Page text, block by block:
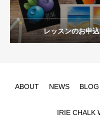
レッスンのお申
ABOUT NEWS BLOG
IRIE CHALK